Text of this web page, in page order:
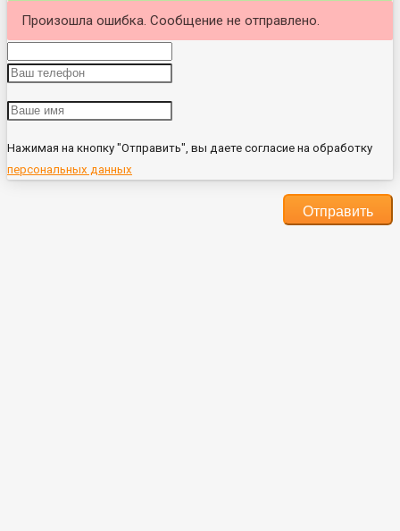
Произошла ошибка. Сообщение не отправлено.
Нажимая на кнопку "Отправить", вы даете согласие на обработку
персональных данных
Отправить